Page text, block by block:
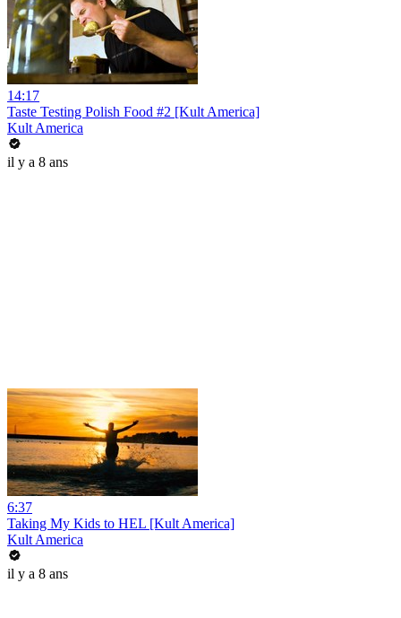
14:17
Taste Testing Polish Food #2 [Kult America]
Kult America
il y a 8 ans
6:37
Taking My Kids to HEL [Kult America]
Kult America
il y a 8 ans